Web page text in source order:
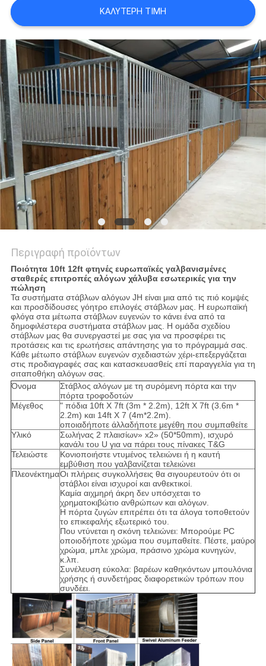
ΠΟΛΙΤΙΚΉ
ΜΥΣΤΙΚΌΤΗΤΑΣ
ΚΑΛΎΤΕΡΗ ΤΙΜΉ
Περιγραφή προϊόντων
Ποιότητα 10ft 12ft φτηνές ευρωπαϊκές γαλβανισμένες
σταθερές επιτροπές αλόγων χάλυβα εσωτερικές για την
πώληση
Τα συστήματα στάβλων αλόγων JH είναι μια από τις πιό κομψές
και προσδίδουσες γόητρο επιλογές στάβλων μας. Η ευρωπαϊκή
φλόγα στα μέτωπα στάβλων ευγενών το κάνει ένα από τα
δημοφιλέστερα συστήματα στάβλων μας. Η ομάδα σχεδίου
στάβλων μας θα συνεργαστεί με σας για να προσφέρει τις
προτάσεις και τις ερωτήσεις απάντησης για το πρόγραμμά σας.
Κάθε μέτωπο στάβλων ευγενών σχεδιαστών χέρι-επεξεργάζεται
στις προδιαγραφές σας και κατασκευασθείς επί παραγγελία για τη
σιταποθήκη αλόγων σας.
Όνομα
Στάβλος αλόγων με τη συρόμενη πόρτα και την
πόρτα τροφοδοτών
Μέγεθος
" πόδια 10ft X 7ft (3m * 2.2m), 12ft X 7ft (3.6m *
2.2m) και 14ft X 7 (4m*2.2m).
οποιαδήποτε άλλαδήποτε μεγέθη που συμπαθείτε
Υλικό
Σωλήνας 2 πλαισίων» x2» (50*50mm), ισχυρό
κανάλι του U για να πάρει τους πίνακες T&G
Τελειώστε
Κονιοποιήστε ντυμένος τελειώνει ή η καυτή
εμβύθιση που γαλβανίζεται τελειώνει
ΠλεονέκτημαΟι πλήρεις συγκολλήσεις θα σιγουρευτούν ότι οι
στάβλοι είναι ισχυροί και ανθεκτικοί.
Καμία αιχμηρή άκρη δεν υπόσχεται το
χρηματοκιβώτιο ανθρώπων και αλόγων.
Η πόρτα ζυγών επιτρέπει ότι τα άλογα τοποθετούν
το επικεφαλής εξωτερικό του.
Που ντύνεται η σκόνη τελειώνει: Μπορούμε PC
οποιοδήποτε χρώμα που συμπαθείτε. Πέστε, μαύρο
χρώμα, μπλε χρώμα, πράσινο χρώμα κυνηγών,
κ.λπ.
Συνέλευση εύκολα: βαρέων καθηκόντων μπουλόνια
χρήσης ή συνδετήρας διαφορετικών τρόπων που
συνδέει.